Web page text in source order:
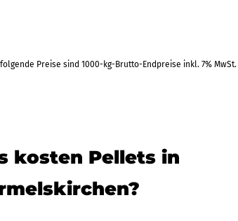
Preise sind 1000-kg-Brutto-Endpreise inkl. 7%
kosten Pellets in